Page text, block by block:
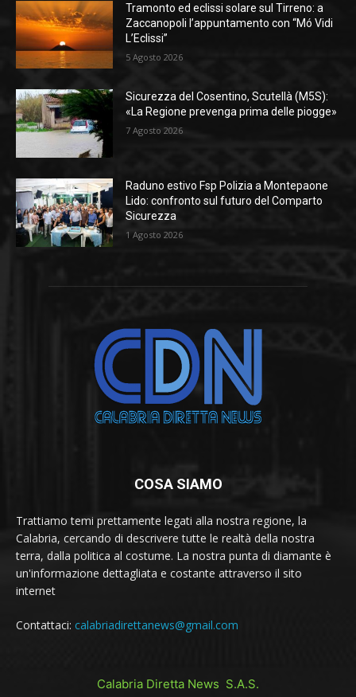
Tramonto ed eclissi solare sul Tirreno: a
Zaccanopoli l’appuntamento con “Mó Vidi
L’Eclissi”
5 Agosto 2026
Sicurezza del Cosentino, Scutellà (M5S):
«La Regione prevenga prima delle piogge»
7 Agosto 2026
Raduno estivo Fsp Polizia a Montepaone
Lido: confronto sul futuro del Comparto
Sicurezza
1 Agosto 2026
COSA SIAMO
Trattiamo temi prettamente legati alla nostra regione, la
Calabria, cercando di descrivere tutte le realtà della nostra
terra, dalla politica al costume. La nostra punta di diamante è
un'informazione dettagliata e costante attraverso il sito
internet
Contattaci: calabriadirettanews@gmail.com
Calabria Diretta News S.A.S.